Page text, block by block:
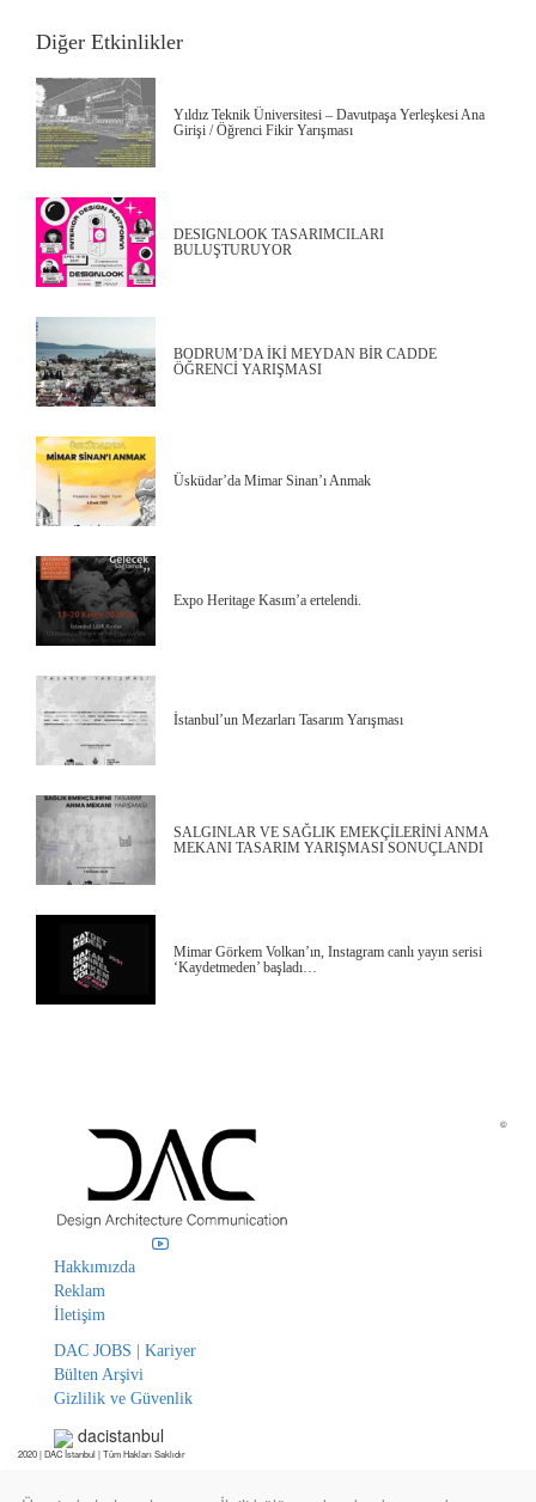
Diğer Etkinlikler
Yıldız Teknik Üniversitesi – Davutpaşa Yerleşkesi Ana
Girişi / Öğrenci Fikir Yarışması
DESIGNLOOK TASARIMCILARI
BULUŞTURUYOR
BODRUM’DA İKİ MEYDAN BİR CADDE
ÖĞRENCİ YARIŞMASI
Üsküdar’da Mimar Sinan’ı Anmak
Expo Heritage Kasım’a ertelendi.
İstanbul’un Mezarları Tasarım Yarışması
SALGINLAR VE SAĞLIK EMEKÇİLERİNİ ANMA
MEKANI TASARIM YARIŞMASI SONUÇLANDI
Mimar Görkem Volkan’ın, Instagram canlı yayın serisi
‘Kaydetmeden’ başladı…
Hakkımızda
Reklam
İletişim
DAC JOBS | Kariyer
Bülten Arşivi
Gizlilik ve Güvenlik
dacistanbul
©
2020 | DAC İstanbul | Tüm Hakları Saklıdır